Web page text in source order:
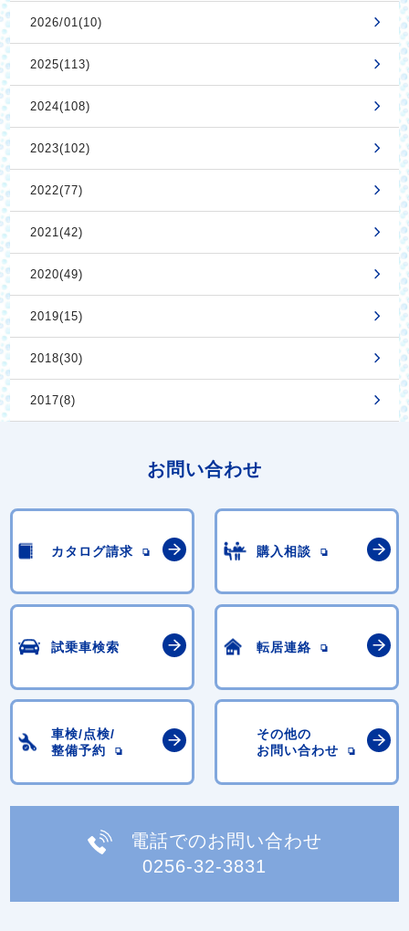
2026/01(10)
2025(113)
2024(108)
2023(102)
2022(77)
2021(42)
2020(49)
2019(15)
2018(30)
2017(8)
お問い合わせ
カタログ請求 購入相談
試乗車検索 転居連絡
車検/点検/
整備予約
その他の
お問い合わせ
電話でのお問い合わせ
0256-32-3831